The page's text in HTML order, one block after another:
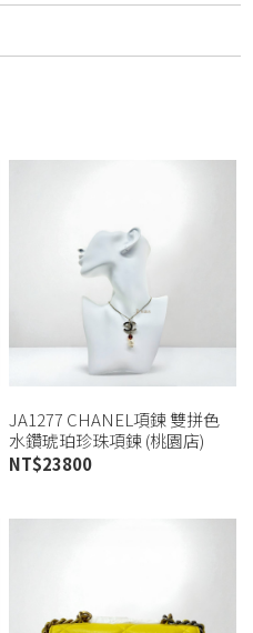
JA1277 CHANEL項鍊 雙拼色
水鑽琥珀珍珠項鍊 (桃園店)
NT$23800